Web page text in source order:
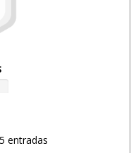
entradas